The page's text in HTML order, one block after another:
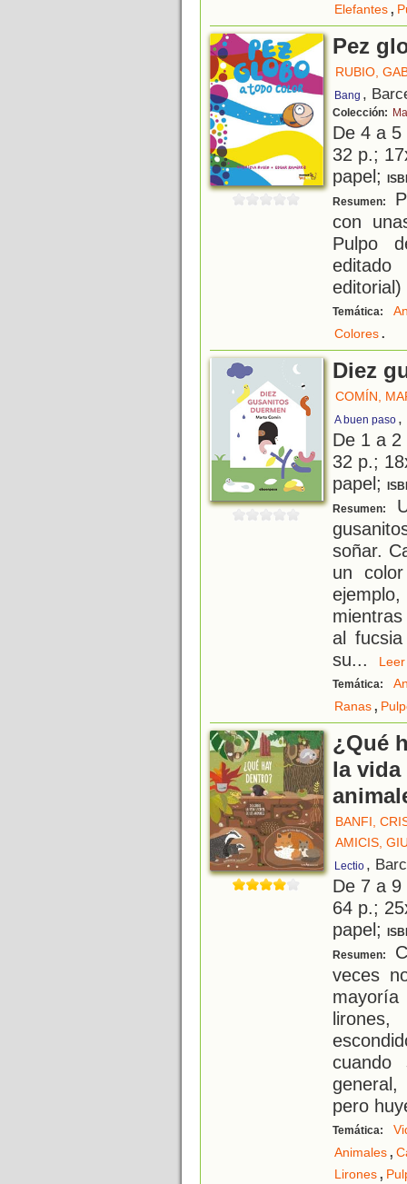
Elefantes,
Pez
RUBIO,
Bang ,
Colección:
De 4 a
32 p.;
papel;
Resumen:
con
Pulpo
editorial)
Temática:
Colores.
Diez
COMÍN,
A buen paso ,
De 1 a
32 p.;
papel;
Resumen:
soñar.
un
al
su...
Temática:
Ranas,
¿Qué
la
BANFI,
AMICIS,
Lectio ,
De 7 a
64 p.;
papel;
Resumen:
veces
pero
Temática:
Animales,
Lirones,